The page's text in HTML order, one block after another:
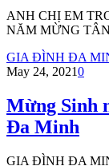
ANH CHỊ EM
NĂM MỪNG
GIA ĐÌNH ĐA
May 24, 20210
Mừng Sinh
Đa Minh
GIA ĐÌNH ĐA